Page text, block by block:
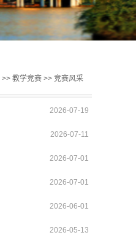
>> 教学竞赛 >> 竞赛风采
2026-07-19
2026-07-11
2026-07-01
2026-07-01
2026-06-01
2026-05-13